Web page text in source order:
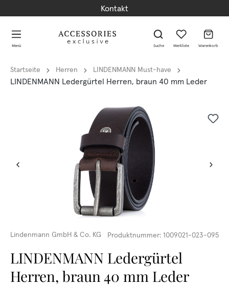
Kontakt
Menü Suche Merkliste Warenkorb
Startseite Herren LINDENMANN Must-have
LINDENMANN Ledergürtel Herren, braun 40 mm Leder
Lindenmann GmbH & Co. KG Produktnummer: 1009021-023-095
LINDENMANN Ledergürtel
Herren, braun 40 mm Leder